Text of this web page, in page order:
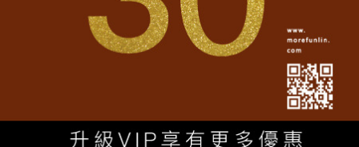
台灣鴨舌帽│Hi Taiwan經典
台灣鴨舌帽│Hi Taiwan經典
NT$1,280